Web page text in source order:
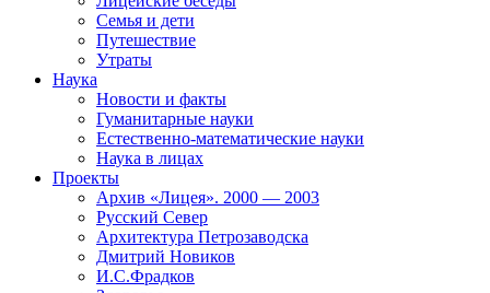
Семья и дети
Путешествие
Утраты
Наука
Новости и факты
Гуманитарные науки
Естественно-математические науки
Наука в лицах
Проекты
Архив «Лицея». 2000 — 2003
Русский Север
Архитектура Петрозаводска
Дмитрий Новиков
И.С.Фрадков